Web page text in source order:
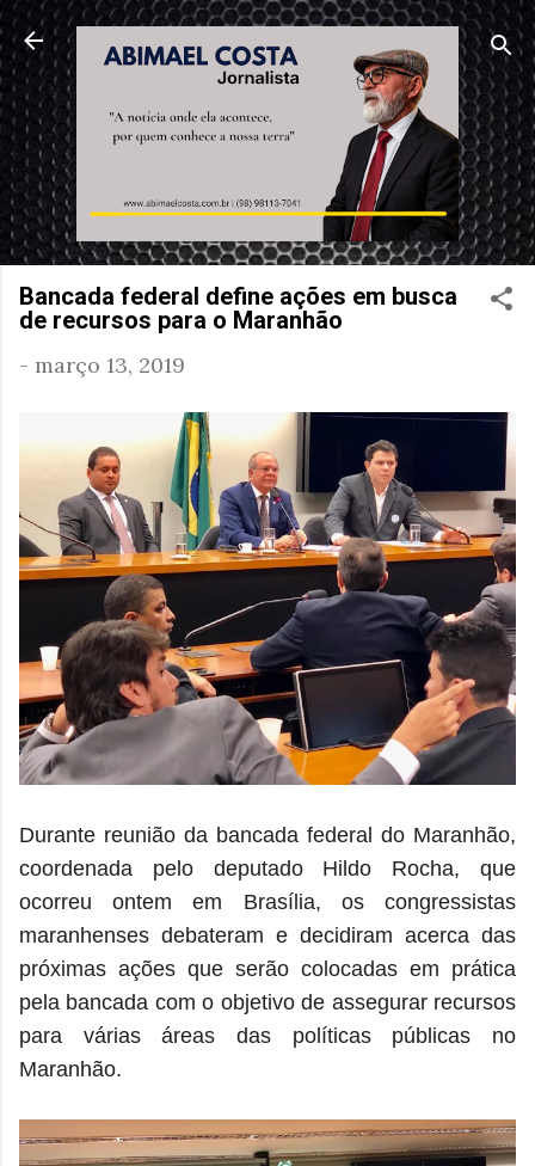
Pular para o conteúdo principal
Bancada federal define ações em busca
de recursos para o Maranhão
- março 13, 2019
Durante reunião da bancada federal do Maranhão,
coordenada pelo deputado Hildo Rocha, que
ocorreu ontem em Brasília, os congressistas
maranhenses debateram e decidiram acerca das
próximas ações que serão colocadas em prática
pela bancada com o objetivo de assegurar recursos
para várias áreas das políticas públicas no
Maranhão.